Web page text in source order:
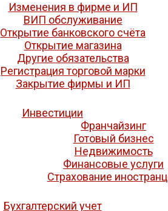
Изменения в фирме и ИП
ВИП обслуживание
Открытие банковского счёта
Открытие магазина
Другие обязательства
Регистрация торговой марки
Закрытие фирмы и ИП
Инвестиции
Франчайзинг
Готовый бизнес
Недвижимость
Финансовые услуги
Страхование
Бухгалтерский учет